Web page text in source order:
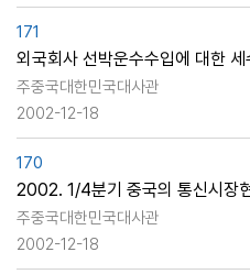
171
외국회사 선박운수수입에 대한
주중국대한민국대사관
2002-12-18
170
2002. 1/4분기 중국의 통신시장
주중국대한민국대사관
2002-12-18